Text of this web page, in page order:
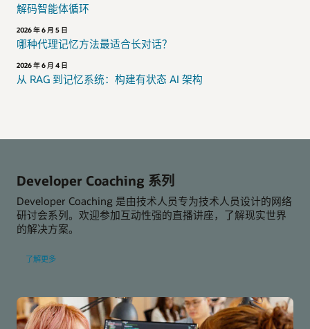
解码智能体循环
2026 年 6 月 5 日
哪种代理记忆方法最适合长对话？
2026 年 6 月 4 日
从 RAG 到记忆系统：构建有状态 AI 架构
Developer Coaching 系列
Developer Coaching 是由技术人员专为技术人员设计的网络
研讨会系列。欢迎参加互动性强的直播讲座，了解现实世界
的解决方案。
了解更多
列
的
信
息